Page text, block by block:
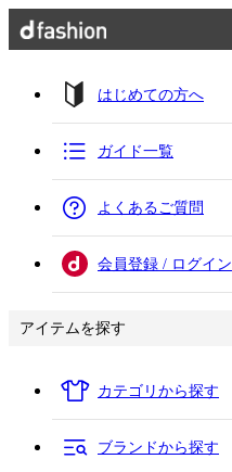
はじめての方へ
ガイド一覧
よくあるご質問
会員登録 / ログイン
アイテムを探す
カテゴリから探す
ブランドから探す